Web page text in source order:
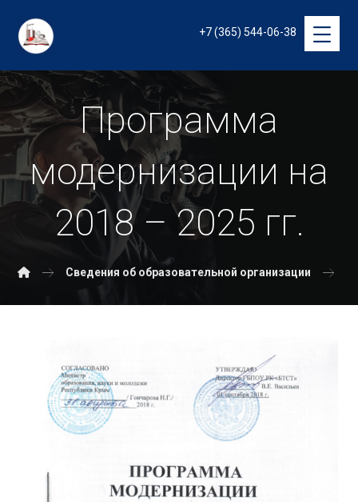
+7 (365) 544-06-38
Программа
модернизации на
2018 – 2025 гг.
Сведения об образовательной организации